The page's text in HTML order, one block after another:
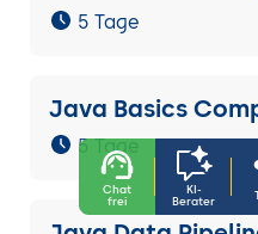
5 Tage
Java Basics
5 Tage
Chat
frei
KI-
Berater